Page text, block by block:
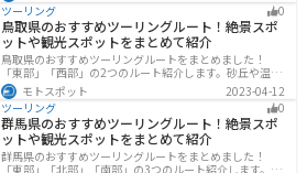
県にツーリングに行く際は参考にしてください。
ツーリング
0
鳥取県のおすすめツーリングルート！絶景スポ
ットや観光スポットをまとめて紹介
鳥取県のおすすめツーリングルートをまとめました！
「東部」「西部」の2つのルート紹介します。砂丘や温泉
地、歴史ある城跡など魅力溢れるスポットが多数あるの
で楽しめます。バイクで鳥取県にツーリングに行く際は
参考にしてください。
モトスポット
2023-04-12
ツーリング
0
群馬県のおすすめツーリングルート！絶景スポ
ットや観光スポットをまとめて紹介
群馬県のおすすめツーリングルートをまとめました！
「東部」「北部」「南部」の3つのルート紹介します。草